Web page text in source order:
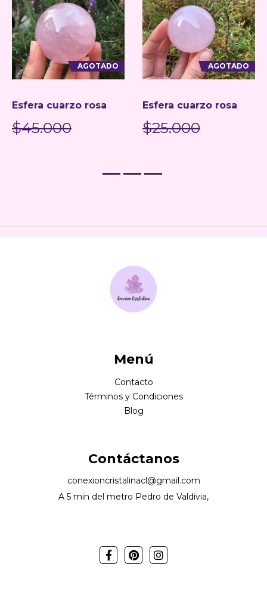
AGOTADO
Esfera cuarzo rosa
$45.000
AGOTADO
Esfera cuarzo rosa
$25.000
Menú
Contacto
Términos y Condiciones
Blog
Contáctanos
conexioncristalinacl@gmail.com
A 5 min del metro Pedro de Valdivia,